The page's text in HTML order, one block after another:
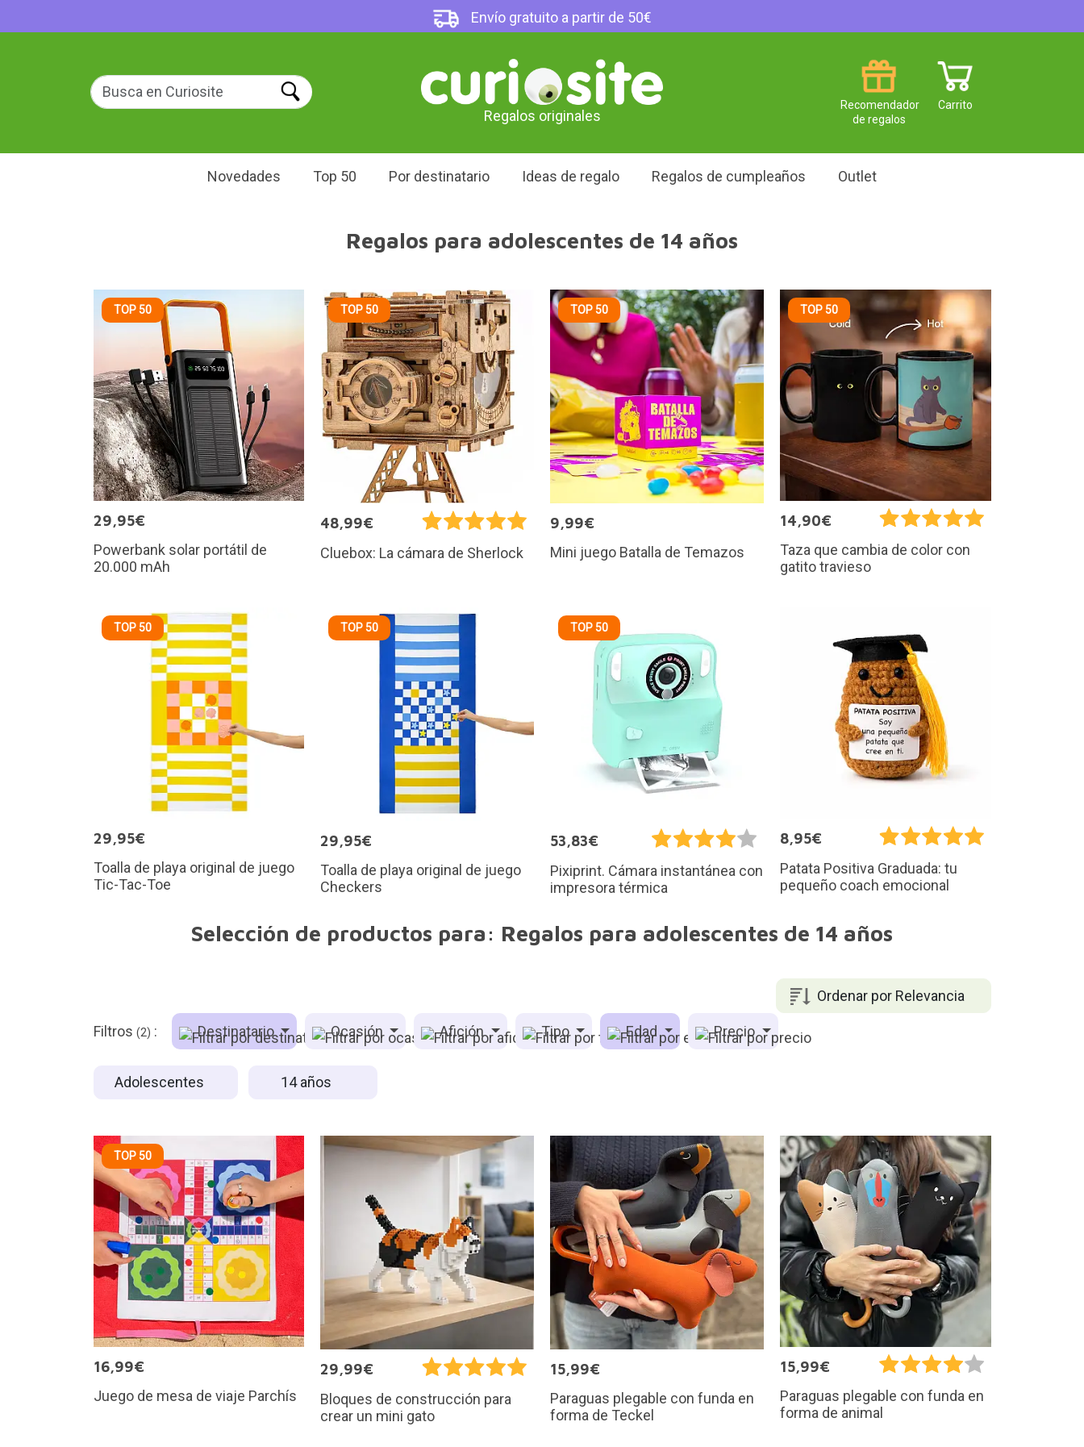
Envío gratuito a partir de 50€
Regalos originales
Carrito
Recomendador
de regalos
Novedades Top 50 Por destinatario Ideas de regalo Regalos de cumpleaños Outlet
Regalos para adolescentes de 14 años
TOP 50
29,95€
Powerbank solar portátil de
20.000 mAh
TOP 50
48,99€
Cluebox: La cámara de Sherlock
TOP 50
9,99€
Mini juego Batalla de Temazos
TOP 50
14,90€
Taza que cambia de color con
gatito travieso
TOP 50
29,95€
Toalla de playa original de juego
Tic-Tac-Toe
TOP 50
29,95€
Toalla de playa original de juego
Checkers
TOP 50
53,83€
Pixiprint. Cámara instantánea con
impresora térmica
8,95€
Patata Positiva Graduada: tu
pequeño coach emocional
Selección de productos para: Regalos para adolescentes de 14 años
Ordenar por Relevancia
Filtros (2) : Destinatario Ocasión Afición Tipo Edad Precio
Adolescentes 14 años
TOP 50
16,99€
Juego de mesa de viaje Parchís
29,99€
Bloques de construcción para
crear un mini gato
15,99€
Paraguas plegable con funda en
forma de Teckel
15,99€
Paraguas plegable con funda en
forma de animal